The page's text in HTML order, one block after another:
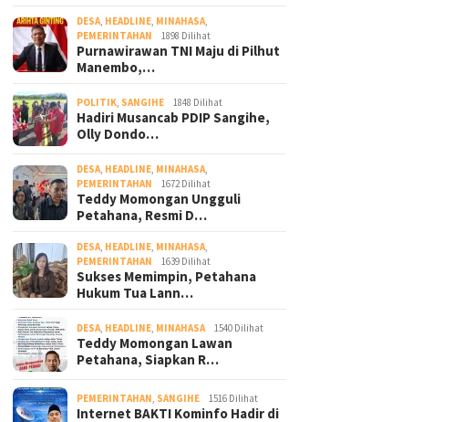
DESA, HEADLINE, MINAHASA,
PEMERINTAHAN
1898 Dilihat
Purnawirawan TNI Maju di Pilhut
Manembo,…
POLITIK, SANGIHE 1848 Dilihat
Hadiri Musancab PDIP Sangihe,
Olly Dondo…
DESA, HEADLINE, MINAHASA,
PEMERINTAHAN
1672 Dilihat
Teddy Momongan Ungguli
Petahana, Resmi D…
DESA, HEADLINE, MINAHASA,
PEMERINTAHAN
1639 Dilihat
Sukses Memimpin, Petahana
Hukum Tua Lann…
DESA, HEADLINE, MINAHASA 1540 Dilihat
Teddy Momongan Lawan
Petahana, Siapkan R…
PEMERINTAHAN, SANGIHE 1516 Dilihat
Internet BAKTI Kominfo Hadir di